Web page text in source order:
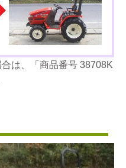
は、「商品番号 38708K